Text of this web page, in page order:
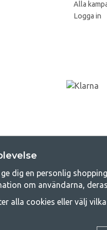
Alla
Logga in
erbjuder vi riktigt bra priser på
dig en personlig
om användarna,
alla cookies eller välj